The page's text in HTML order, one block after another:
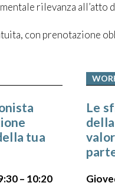
rilevanza all’atto
con prenotazione
tua
– 10:20
Le